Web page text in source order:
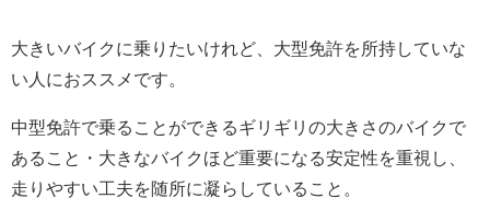
大きいバイクに乗りたいけれど、大型免許を所持していな
い人におススメです。
中型免許で乗ることができるギリギリの大きさのバイクで
あること・大きなバイクほど重要になる安定性を重視し、
走りやすい工夫を随所に凝らしていること。